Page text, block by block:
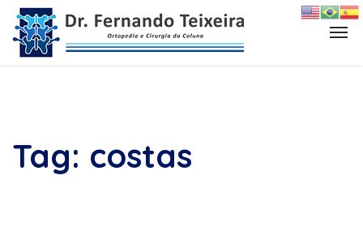
Tag: costas